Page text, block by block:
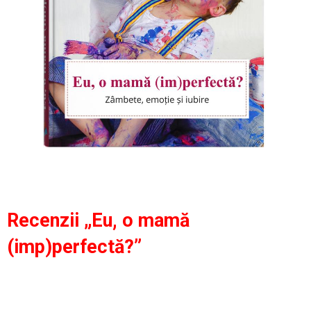
Recenzii „Eu, o mamă
(imp)perfectă?”